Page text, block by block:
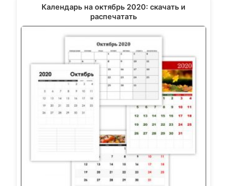
Календарь на октябрь 2020: скачать и
распечатать